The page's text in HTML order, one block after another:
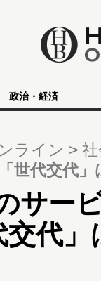
政治・経済
ライン
世代交代
サー
交代